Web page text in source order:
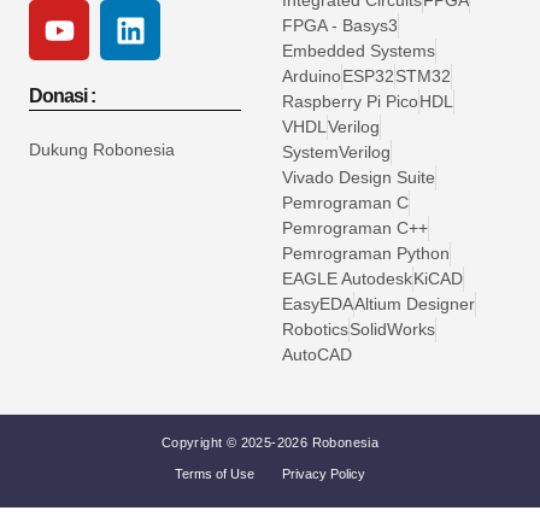
Donasi :
Dukung Robonesia
FPGA - Basys3
Embedded Systems
ArduinoESP32STM32
Raspberry Pi PicoHDL
VHDLVerilog
SystemVerilog
Vivado Design Suite
Pemrograman C
Pemrograman C++
Pemrograman Python
EAGLE AutodeskKiCAD
EasyEDAAltium Designer
RoboticsSolidWorks
AutoCAD
Copyright © 2025-2026 Robonesia
Terms of Use Privacy Policy